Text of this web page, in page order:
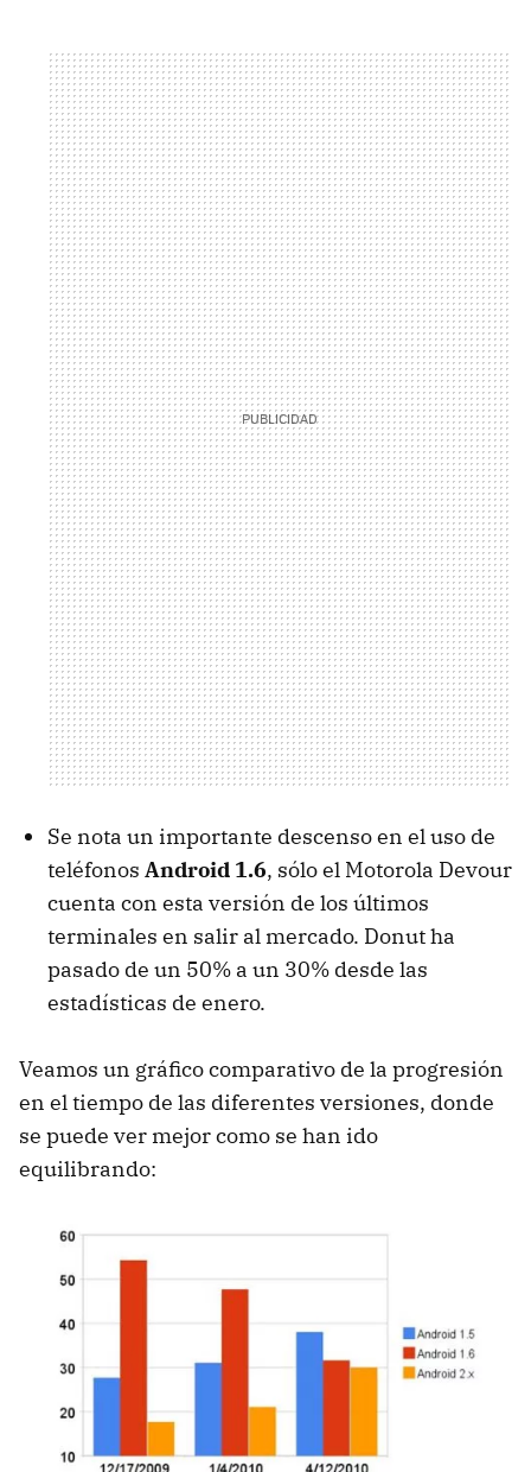
Se nota un importante descenso en el uso de
teléfonos Android 1.6, sólo el Motorola Devour
cuenta con esta versión de los últimos
terminales en salir al mercado. Donut ha
pasado de un 50% a un 30% desde las
estadísticas de enero.
Veamos un gráfico comparativo de la progresión
en el tiempo de las diferentes versiones, donde
se puede ver mejor como se han ido
equilibrando: